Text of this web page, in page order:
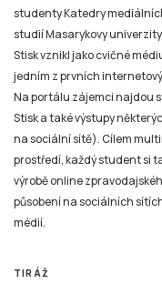
studenty Katedry
studií Masarykovy
Stisk vznikl jako cvičné
jedním z prvních
Na portálu zájemci najdou
Stisk a také výstupy
na sociální sítě). Cílem
prostředí, každý student si
výrobě online
působení na sociálních
médií.
TIRÁŽ